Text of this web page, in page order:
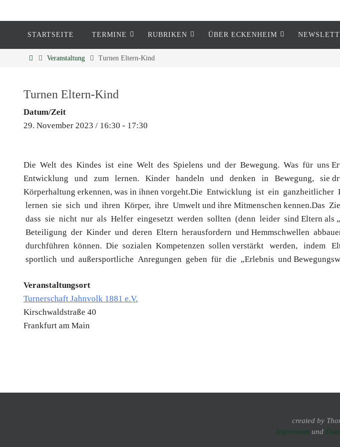
Eckenheim
STARTSEITE TERMINE RUBRIKEN ÜBER ECKENHEIM
Veranstaltung Turnen Eltern-Kind
Turnen Eltern-Kind
Datum/Zeit
29. November 2023 / 16:30 - 17:30
Die Welt des Kindes ist eine Welt des Spielens und der Bewegung. Was für uns
Entwicklung und zum lernen. Kinder handeln und denken in Bewegung, sie
Körperhaltung erkennen, was in ihnen vorgeht.Die Entwicklung ist ein
lernen sie sich und ihren Körper, ihre Umwelt und ihre Mitmenschen
dass sie nicht nur als Helfer eingesetzt werden sollten (denn leider sind Eltern als
Beteiligung der Kinder und deren Eltern herausfordern und Hemmschwellen
durchführen können. Die sozialen Kompetenzen sollen verstärkt werden, indem
sportlich und außersportliche Anregungen geben für die „Erlebnis und
Veranstaltungsort
Turnerschaft Jahnvolk 1881 e.V.
Kirschwaldstraße 40
Frankfurt am Main
created by
Impressum und